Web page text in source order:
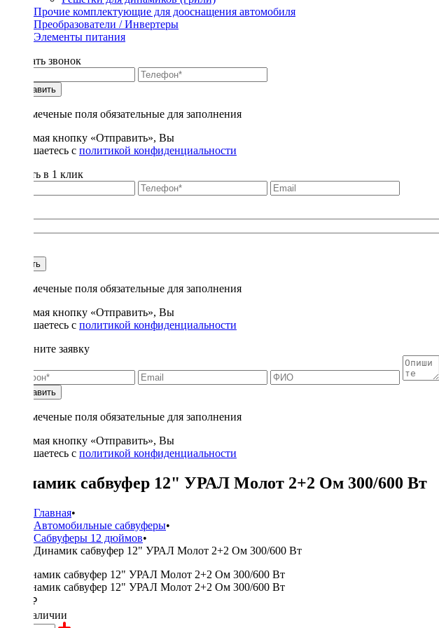
Прочие комплектующие для дооснащения автомобиля
Преобразователи / Инвертеры
Элементы питания
Заказать звонок
Отправить
* - отмеченые поля обязательные для заполнения
Нажимая кнопку «Отправить», Вы
соглашаетесь с политикой конфиденциальности
Купить в 1 клик
Купить
* - отмеченые поля обязательные для заполнения
Нажимая кнопку «Отправить», Вы
соглашаетесь с политикой конфиденциальности
Заполните заявку
Отправить
* - отмеченые поля обязательные для заполнения
Нажимая кнопку «Отправить», Вы
соглашаетесь с политикой конфиденциальности
Динамик сабвуфер 12" УРАЛ Молот 2+2 Ом 300/600 Вт
Главная•
Автомобильные сабвуферы•
Сабвуферы 12 дюймов•
Динамик сабвуфер 12" УРАЛ Молот 2+2 Ом 300/600 Вт
6590 ₽
в наличии